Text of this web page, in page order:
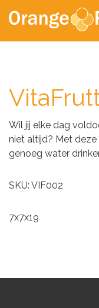
Wil jij elke dag
niet altijd? Met
genoeg water
SKU: VIF002
7x7x19